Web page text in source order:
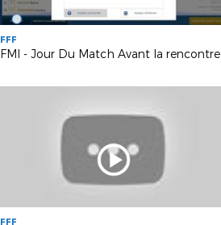
FFF
FMI - Jour Du Match Avant la rencontre
FFF